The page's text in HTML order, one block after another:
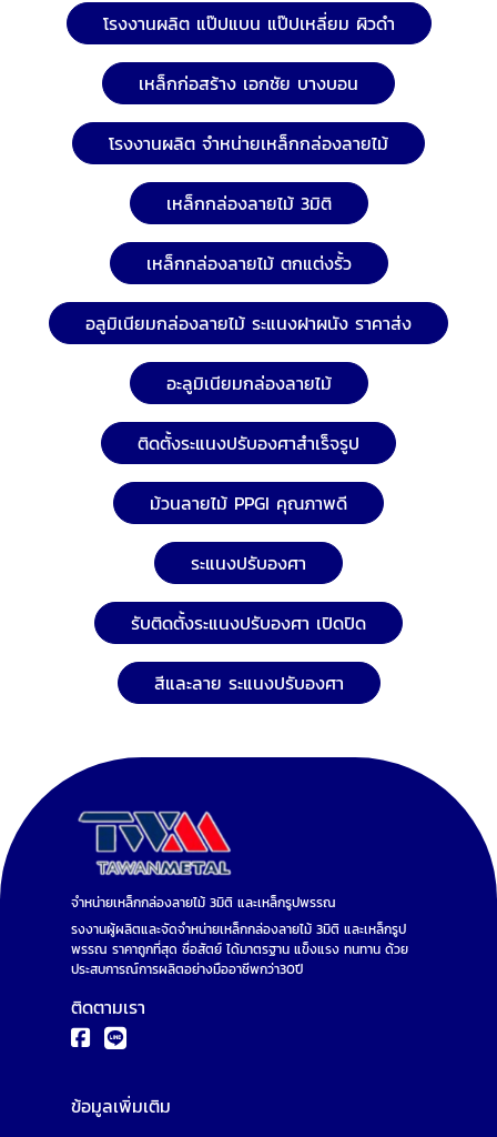
โรงงานผลิต แป๊ปแบน แป๊ปเหลี่ยม ผิวดำ
เหล็กก่อสร้าง เอกชัย บางบอน
โรงงานผลิต จำหน่ายเหล็กกล่องลายไม้
เหล็กกล่องลายไม้ 3มิติ
เหล็กกล่องลายไม้ ตกแต่งรั้ว
อลูมิเนียมกล่องลายไม้ ระแนงฝาผนัง ราคาส่ง
อะลูมิเนียมกล่องลายไม้
ติดตั้งระแนงปรับองศาสำเร็จรูป
ม้วนลายไม้ PPGI คุณภาพดี
ระแนงปรับองศา
รับติดตั้งระแนงปรับองศา เปิดปิด
สีและลาย ระแนงปรับองศา
จำหน่ายเหล็กกล่องลายไม้ 3มิติ และเหล็กรูปพรรณ
รงงานผู้ผลิตและจัดจำหน่ายเหล็กกล่องลายไม้ 3มิติ และเหล็กรูป
พรรณ ราคาถูกที่สุด ซื่อสัตย์ ได้มาตรฐาน แข็งแรง ทนทาน ด้วย
ประสบการณ์การผลิตอย่างมืออาชีพกว่า30ปี
ติดตามเรา
ข้อมูลเพิ่มเติม